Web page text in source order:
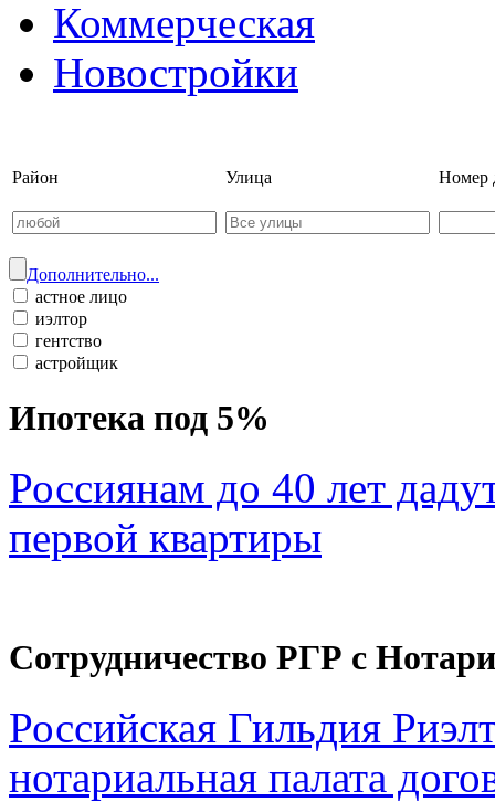
Коммерческая
Новостройки
Район Улица Номер
Дополнительно...
астное лицо
иэлтор
гентство
астройщик
Ипотека под 5%
Россиянам до 40 лет
первой квартиры
Сотрудничество РГР с
Российская Гильдия
нотариальная палата